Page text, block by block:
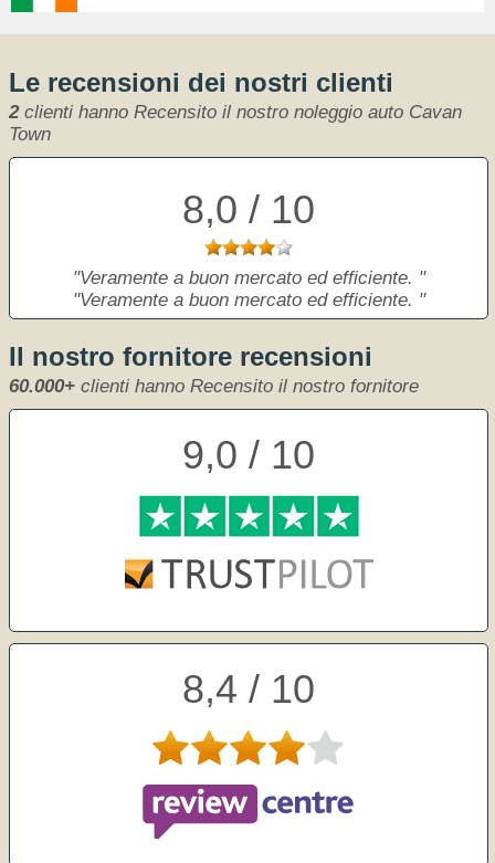
Le recensioni dei nostri clienti
2clienti hanno Recensito il nostro noleggio auto Cavan
Town
8,0 / 10
Veramente a buon mercato ed efficiente.
Veramente a buon mercato ed efficiente.
Il nostro fornitore recensioni
60.000+ clienti hanno Recensito il nostro fornitore
9,0 / 10
8,4 / 10